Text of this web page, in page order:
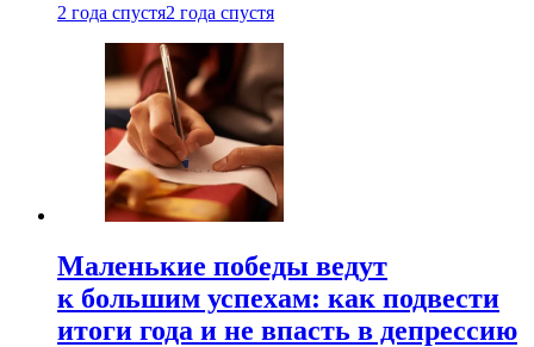
2 года спустя2 года спустя
Маленькие победы ведут
к большим успехам: как подвести
итоги года и не впасть в депрессию